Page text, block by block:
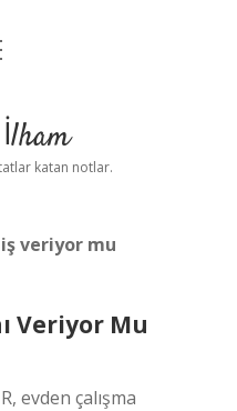
katan notlar.
veriyor mu
Veriyor Mu
evden çalışma